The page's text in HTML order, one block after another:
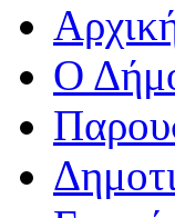
Ο